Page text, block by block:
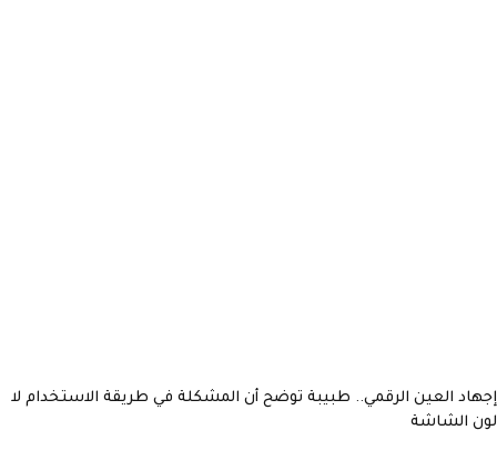
إجهاد العين الرقمي.. طبيبة توضح أن المشكلة في طريقة الاستخدام لا
لون الشاشة